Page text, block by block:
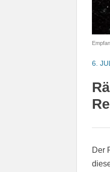
6.
Der